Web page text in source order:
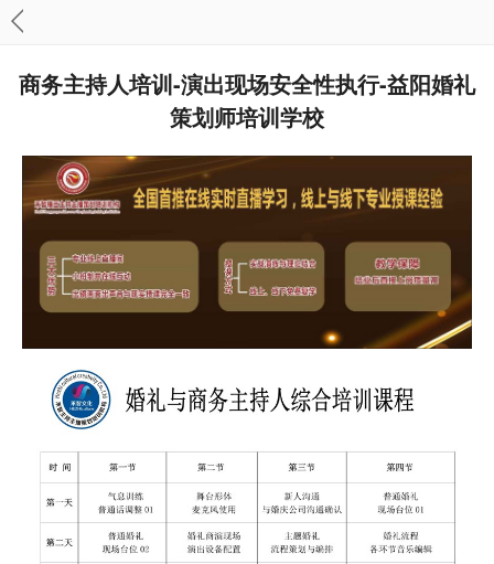
商务主持人培训-演出现场安全性执行-益阳婚礼
策划师培训学校